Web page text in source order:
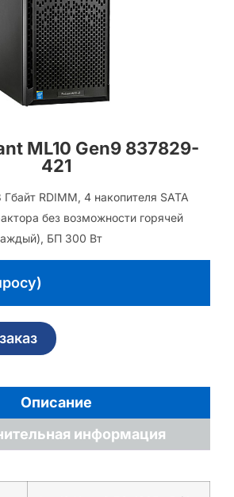
ML10 Gen9 837829-
421
RDIMM, 4 накопителя SATA
без возможности горячей
БП 300 Вт
Описание
информация